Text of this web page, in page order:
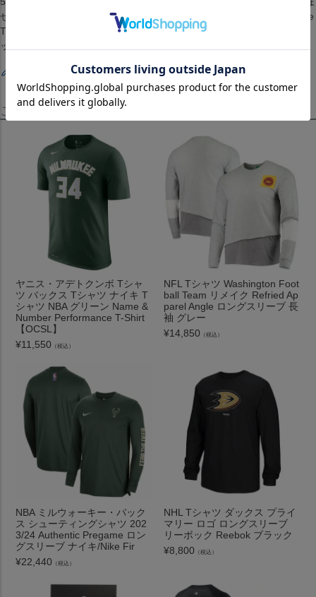
せん）[Tシャツ][トップス][Team Backer Name & Number Long Sleeve
T-Shirt][Milwaukee Bucks][Giannis Antetokounmpo #34][Black][バスケ
ットボール][MIL]
レビューを書く
この商品を見たお客様はこちらも見ています！
ヤニス・アデトクンボ Tシャ
ツ バックス Tシャツ ナイキ T
シャツ NBA グリーン Name &
Number Performance T-Shirt
【OCSL】
¥11,550 （税込）
NFL Tシャツ Washington Foot
ball Team リメイク Refried Ap
parel Angle ロングスリーブ 長
袖 グレー
¥14,850 （税込）
NBA ミルウォーキー・バック
ス シューティングシャツ 202
3/24 Authentic Pregame ロン
グスリーブ ナイキ/Nike Fir
¥22,440 （税込）
NHL Tシャツ ダックス プライ
マリー ロゴ ロングスリーブ
リーボック Reebok ブラック
¥8,800 （税込）